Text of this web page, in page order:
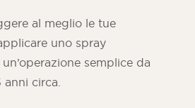
al meglio le tue
uno spray
semplice da
circa.